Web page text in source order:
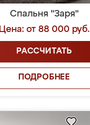
Спальня "Заря"
Цена: от 88 000 руб.
РАССЧИТАТЬ
ПОДРОБНЕЕ